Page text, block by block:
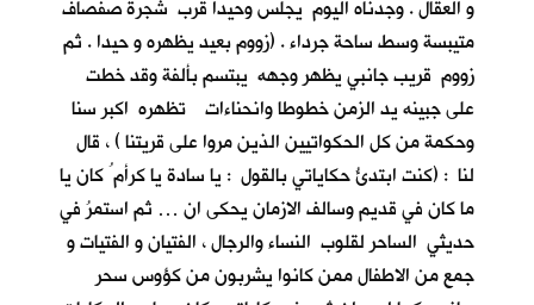
و العقال . وجدناه اليوم يجلس وحيدا قرب شجرة صفصاف
متيبسة وسط ساحة جرداء . (زووم بعيد يظهره و حيدا . ثم
زووم قريب جانبي يظهر وجهه يبتسم بألفة وقد خطت
على جبينه يد الزمن خطوطا وانحناءات تظهره اكبر سنا
وحكمة من كل الحكواتيين الذين مروا على قريتنا ) ، قال
لنا : (كنت ابتدئُ حكاياتي بالقول : يا سادة يا كرأم ُ كان يا
ما كان في قديم وسالف الازمان يحكى ان … ثم استمرُ في
حديثي الساحر لقلوب النساء والرجال ، الفتيان و الفتيات و
جمع من الاطفال ممن كانوا يشربون من كؤوس سحر